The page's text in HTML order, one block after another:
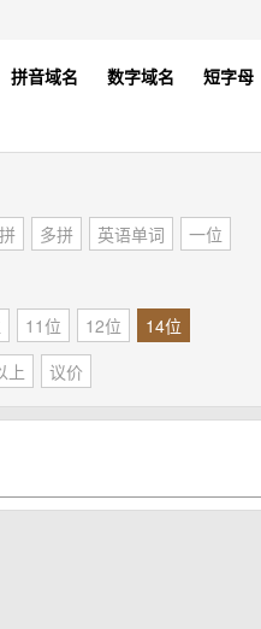
拼音域名 数字域名 短字母
多拼 英语单词
一位
11位 12位
14位
上 议价